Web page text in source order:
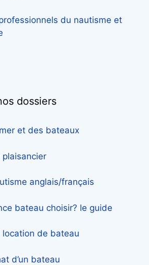
du nautisme et
dossiers
et des bateaux
plaisancier
anglais/français
bateau choisir? le guide
de bateau
d’un bateau